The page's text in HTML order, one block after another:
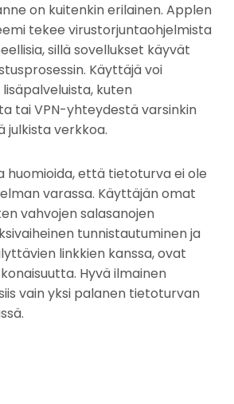
on kuitenkin erilainen. Applen
tekee virustorjuntaohjelmista
sillä sovellukset käyvät
Käyttäjä voi
kuten
tai VPN-yhteydestä varsinkin
julkista verkkoa.
huomioida, että tietoturva ei ole
varassa. Käyttäjän omat
vahvojen salasanojen
tunnistautuminen ja
linkkien kanssa, ovat
Hyvä ilmainen
vain yksi palanen tietoturvan